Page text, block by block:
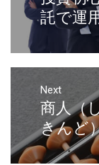
託で運
Next
商人（
きんど